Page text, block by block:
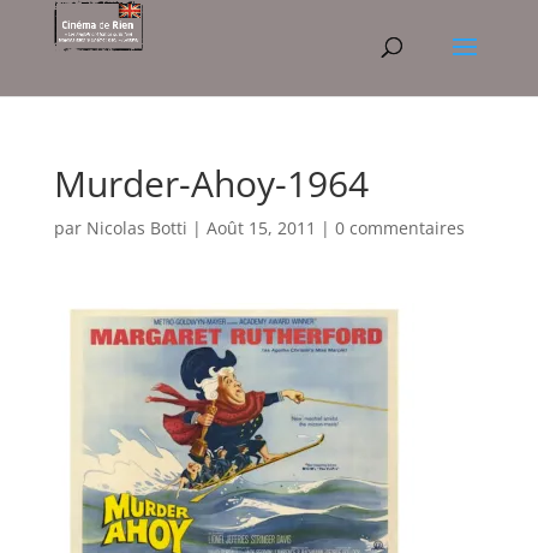
Murder-Ahoy-1964
par Nicolas Botti | Août 15, 2011 | 0 commentaires